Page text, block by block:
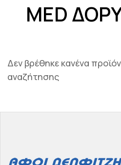
MED
Δεν βρέθηκε κανένα
αναζήτησης